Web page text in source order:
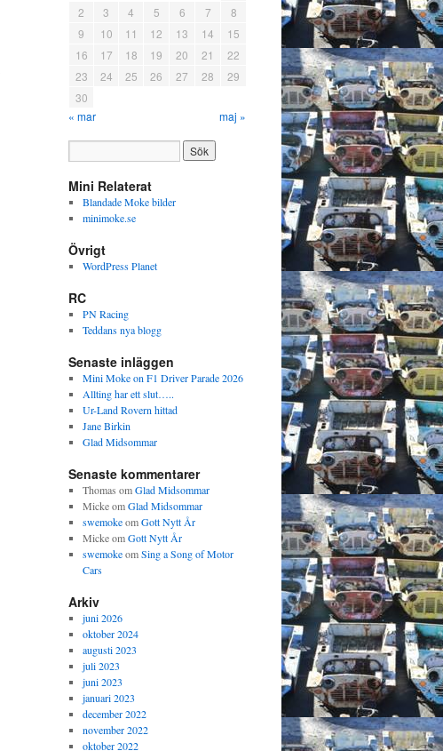
2
3 4 5 6 7
8
9
10 11 12 13 14
15
16
17 18 19 20 21
22
23
24 25 26 27 28
29
30
« mar
maj »
Mini Relaterat
Blandade Moke bilder
minimoke.se
Övrigt
WordPress Planet
RC
PN Racing
Teddans nya blogg
Senaste inläggen
Mini Moke on F1 Driver Parade 2026
Allting har ett slut…..
Ur-Land Rovern hittad
Jane Birkin
Glad Midsommar
Senaste kommentarer
Thomas omGlad Midsommar
MickeomGlad Midsommar
swemokeomGott Nytt År
MickeomGott Nytt År
swemokeomSing a Song of Motor
Cars
Arkiv
juni 2026
oktober 2024
augusti 2023
juli 2023
juni 2023
januari 2023
december 2022
november 2022
oktober 2022